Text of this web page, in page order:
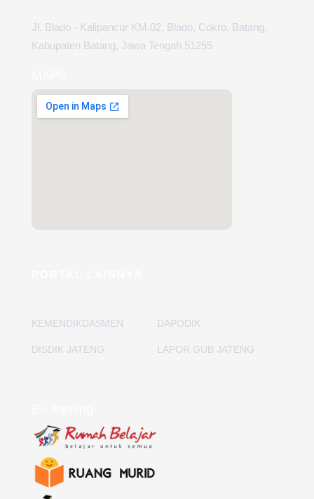
Jl. Blado - Kalipancur KM.02, Blado, Cokro, Batang,
Kabupaten Batang, Jawa Tengah 51255
KEMENDIKDASMEN DAPODIK
DISDIK JATENG LAPOR GUB JATENG